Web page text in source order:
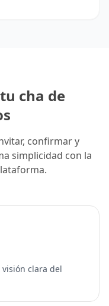
cha de
confirmar y
simplicidad con la
clara del